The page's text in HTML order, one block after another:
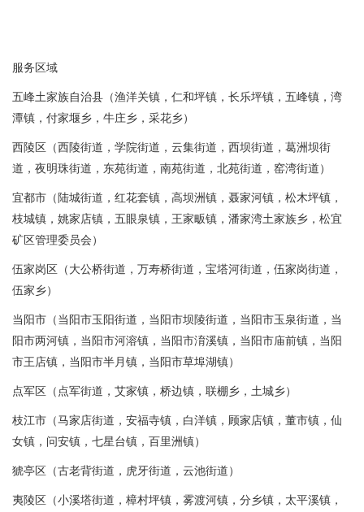
服务区域
五峰土家族自治县（渔洋关镇，仁和坪镇，长乐坪镇，五峰镇，湾
潭镇，付家堰乡，牛庄乡，采花乡）
西陵区（西陵街道，学院街道，云集街道，西坝街道，葛洲坝街
道，夜明珠街道，东苑街道，南苑街道，北苑街道，窑湾街道）
宜都市（陆城街道，红花套镇，高坝洲镇，聂家河镇，松木坪镇，
枝城镇，姚家店镇，五眼泉镇，王家畈镇，潘家湾土家族乡，松宜
矿区管理委员会）
伍家岗区（大公桥街道，万寿桥街道，宝塔河街道，伍家岗街道，
伍家乡）
当阳市（当阳市玉阳街道，当阳市坝陵街道，当阳市玉泉街道，当
阳市两河镇，当阳市河溶镇，当阳市淯溪镇，当阳市庙前镇，当阳
市王店镇，当阳市半月镇，当阳市草埠湖镇）
点军区（点军街道，艾家镇，桥边镇，联棚乡，土城乡）
枝江市（马家店街道，安福寺镇，白洋镇，顾家店镇，董市镇，仙
女镇，问安镇，七星台镇，百里洲镇）
猇亭区（古老背街道，虎牙街道，云池街道）
夷陵区（小溪塔街道，樟村坪镇，雾渡河镇，分乡镇，太平溪镇，